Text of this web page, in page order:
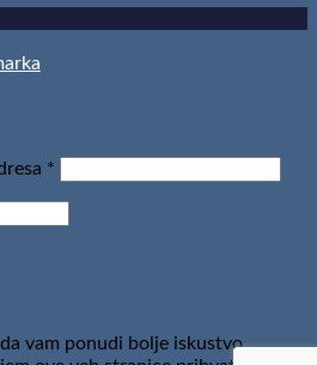
*
vam ponudi bolje iskustvo